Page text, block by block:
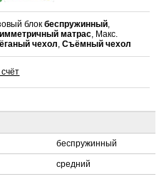
блокбеспружинный,
матрас, Макс.
чехол,Съёмный чехол
беспружинный
средний